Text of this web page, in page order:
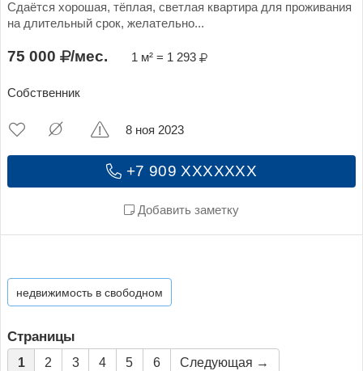
Сдаётся хорошая, тёплая, светлая квартира для проживания
на длительный срок, желательно...
75 000 /мес. 1 м² = 1 293
Собственник
+7 909 XXXXXXX
Добавить заметку
8 ноя 2023
недвижимость в свободном
Страницы
1 2 3 4 5 6 Следующая →